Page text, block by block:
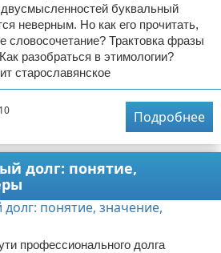
буквальный
неверным. Но как его прочитать,
словосочетание? Трактовка фразы
разобраться в этимологии?
старославянское
Подробнее
долг: понятие,
профессионального долга